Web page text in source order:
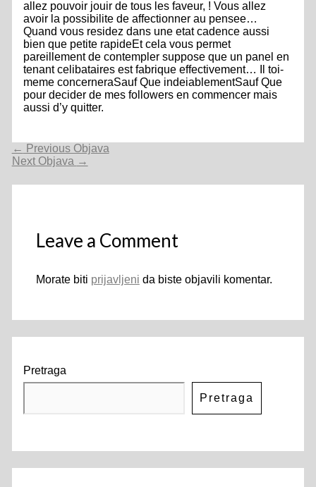
allez pouvoir jouir de tous les faveur, ! Vous allez
avoir la possibilite de affectionner au pensee…
Quand vous residez dans une etat cadence aussi
bien que petite rapideEt cela vous permet
pareillement de contempler suppose que un panel en
tenant celibataires est fabrique effectivement… Il toi-
meme concerneraSauf Que indeiablementSauf Que
pour decider de mes followers en commencer mais
aussi d’y quitter.
Navigacija
objava
← Previous Objava
Next Objava →
Leave a Comment
Morate biti prijavljeni da biste objavili komentar.
Pretraga
Pretraga